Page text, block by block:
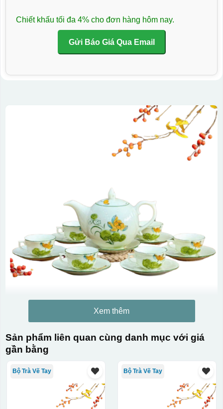
Chiết khấu tối đa 4% cho đơn hàng hôm nay.
Gửi Báo Giá Qua Email
Xem thêm
Sản phẩm liên quan cùng danh mục với giá
gần bằng
Bộ Trà Vẽ Tay Bộ Trà Vẽ Tay